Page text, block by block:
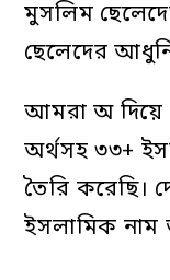
মুসলিম
ছেলেদের
আমরা অ দিয়ে
অর্থসহ ৩৩+
তৈরি করেছি।
ইসলামিক নাম